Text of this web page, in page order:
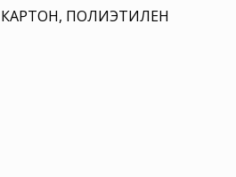
КАРТОН, ПОЛИЭТИЛЕН